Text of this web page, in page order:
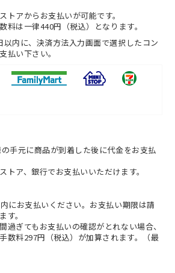
トアからお支払いが可能です。
料は一律440円（税込）となります。
以内に、決済方法入力画面で選択したコン
払い下さい。
手元に商品が到着した後に代金をお支払
トア、銀行でお支払いいただけます。
にお支払いください。お支払い期限は請
す。
過ぎてもお支払いの確認がとれない場合、
数料297円（税込）が加算されます。（最